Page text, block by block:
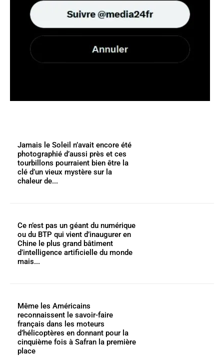
Jamais le Soleil n’avait encore été
photographié d’aussi près et ces
tourbillons pourraient bien être la
clé d’un vieux mystère sur la
chaleur de...
Ce n’est pas un géant du numérique
ou du BTP qui vient d’inaugurer en
Chine le plus grand bâtiment
d’intelligence artificielle du monde
mais...
Même les Américains
reconnaissent le savoir-faire
français dans les moteurs
d’hélicoptères en donnant pour la
cinquième fois à Safran la première
place